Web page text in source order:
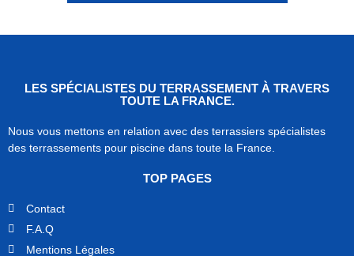
LES SPÉCIALISTES DU TERRASSEMENT À TRAVERS
TOUTE LA FRANCE.
Nous vous mettons en relation avec des terrassiers spécialistes
des terrassements pour piscine dans toute la France.
TOP PAGES
Contact
F.A.Q
Mentions Légales